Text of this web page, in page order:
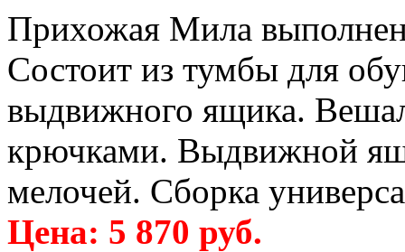
Прихожая Мила
Состоит из тумбы для
выдвижного ящика.
крючками. Выдвижной
мелочей. Сборка
Цена: 5 870 руб.